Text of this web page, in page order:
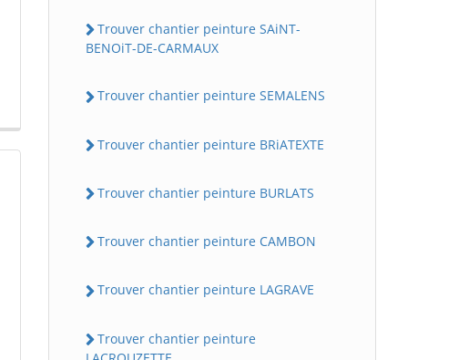
Trouver chantier peinture SAiNT-
BENOiT-DE-CARMAUX
Trouver chantier peinture SEMALENS
Trouver chantier peinture BRiATEXTE
Trouver chantier peinture BURLATS
Trouver chantier peinture CAMBON
Trouver chantier peinture LAGRAVE
Trouver chantier peinture